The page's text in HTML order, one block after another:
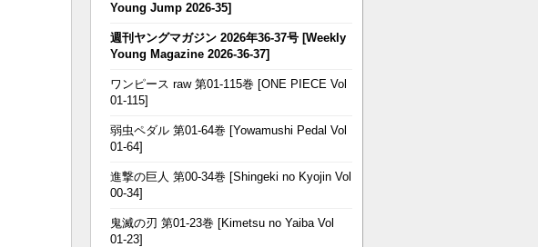
Young Jump 2026-35]
週刊ヤングマガジン 2026年36-37号 [Weekly
Young Magazine 2026-36-37]
ワンピース raw 第01-115巻 [ONE PIECE Vol
01-115]
弱虫ペダル 第01-64巻 [Yowamushi Pedal Vol
01-64]
進撃の巨人 第00-34巻 [Shingeki no Kyojin Vol
00-34]
鬼滅の刃 第01-23巻 [Kimetsu no Yaiba Vol
01-23]